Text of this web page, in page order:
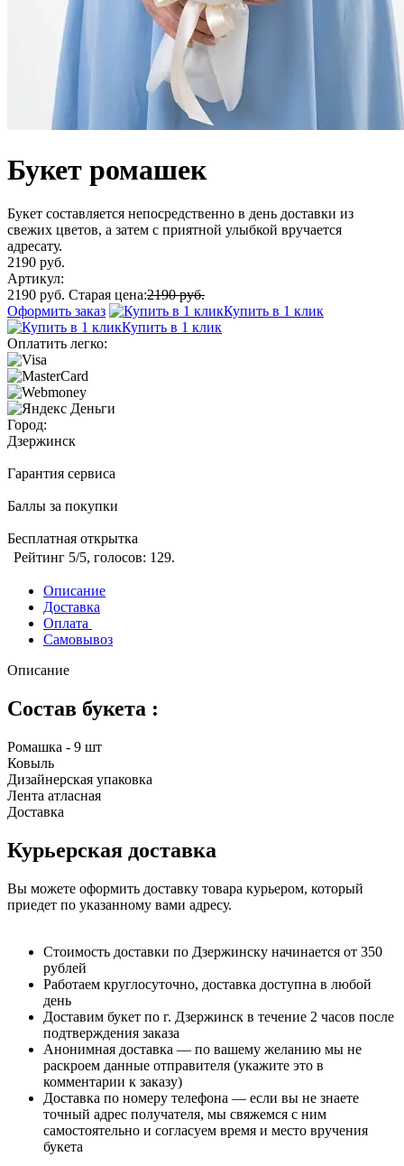
Букет ромашек
Букет составляется непосредственно в день доставки из
свежих цветов, а затем с приятной улыбкой вручается
адресату.
2190 руб.
Артикул:
2190 руб. Старая цена:2190 руб.
Оформить заказ
Купить в 1 клик
Купить в 1 клик
Оплатить легко:
Город:
Дзержинск
Гарантия сервиса
Баллы за покупки
Бесплатная открытка
Рейтинг 5/5, голосов: 129.
Описание
Доставка
Оплата
Самовывоз
Описание
Состав букета :
Ромашка - 9 шт
Ковыль
Дизайнерская упаковка
Лента атласная
Доставка
Курьерская доставка
Вы можете оформить доставку товара курьером, который
приедет по указанному вами адресу.
Стоимость доставки по Дзержинску начинается от 350
рублей
Работаем круглосуточно, доставка доступна в любой
день
Доставим букет по г. Дзержинск в течение 2 часов после
подтверждения заказа
Анонимная доставка — по вашему желанию мы не
раскроем данные отправителя (укажите это в
комментарии к заказу)
Доставка по номеру телефона — если вы не знаете
точный адрес получателя, мы свяжемся с ним
самостоятельно и согласуем время и место вручения
букета